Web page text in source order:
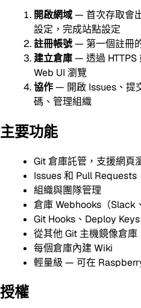
開啟網域— 首次存取會
設定，完成站點設定
註冊帳號— 第一個註冊
建立倉庫— 透過 HTTPS
Web UI 瀏覽
協作— 開啟 Issues、提
碼、管理組織
主要功能
Git 倉庫託管，支援網頁
Issues 和 Pull Requests
組織與團隊管理
倉庫 Webhooks（Slack
Git Hooks、Deploy
從其他 Git 主機鏡像倉庫
每個倉庫內建 Wiki
輕量級 — 可在
授權